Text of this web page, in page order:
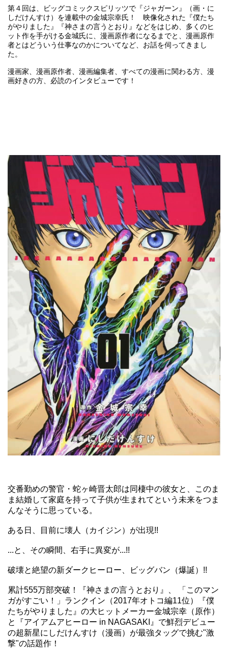
第４回は、ビッグコミックスピリッツで『ジャガーン』（画・に
しだけんすけ）を連載中の金城宗幸氏！ 映像化された『僕たち
がやりました』『神さまの言うとおり』などをはじめ、多くのヒ
ット作を手がける金城氏に、漫画原作者になるまでと、漫画原作
者とはどういう仕事なのかについてなど、お話を伺ってきまし
た。
漫画家、漫画原作者、漫画編集者、すべての漫画に関わる方、漫
画好きの方、必読のインタビューです！
交番勤めの警官・蛇ヶ崎晋太郎は同棲中の彼女と、このま
ま結婚して家庭を持って子供が生まれてという未来をつま
んなそうに思っている。
ある日、目前に壊人（カイジン）が出現!!
...と、その瞬間、右手に異変が...!!
破壊と絶望の新ダークヒーロー、ビッグバン（爆誕）!!
累計555万部突破！『神さまの言うとおり』、 「このマン
ガがすごい！」ランクイン（2017年オトコ編11位）『僕
たちがやりました』の大ヒットメーカー金城宗幸（原作）
と『アイアムアヒーロー in NAGASAKI』で鮮烈デビュー
の超新星にしだけんすけ（漫画）が最強タッグで挑む"激
撃"の話題作！